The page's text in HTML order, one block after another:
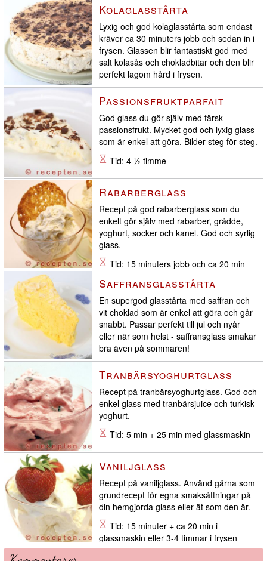
Kolaglasstårta
Lyxig och god kolaglasstårta som endast
kräver ca 30 minuters jobb och sedan in i
frysen. Glassen blir fantastiskt god med
salt kolasås och chokladbitar och den blir
perfekt lagom hård i frysen.
frysen
Passionsfruktparfait
God glass du gör själv med färsk
passionsfrukt. Mycket god och lyxig glass
som är enkel att göra. Bilder steg för steg.
Tid: 4 ½ timme
Rabarberglass
Recept på god rabarberglass som du
enkelt gör själv med rabarber, grädde,
yoghurt, socker och kanel. God och syrlig
glass.
Tid: 15 minuters jobb och ca 20 min
Saffransglasstårta
En supergod glasstårta med saffran och
vit choklad som är enkel att göra och går
snabbt. Passar perfekt till jul och nyår
eller när som helst - saffransglass smakar
bra även på sommaren!
frysen
Tranbärsyoghurtglass
Recept på tranbärsyoghurtglass. God och
enkel glass med tranbärsjuice och turkisk
yoghurt.
Tid: 5 min + 25 min med glassmaskin
Vaniljglass
Recept på vaniljglass. Använd gärna som
grundrecept för egna smaksättningar på
din hemgjorda glass eller ät som den är.
Tid: 15 minuter + ca 20 min i
glassmaskin eller 3-4 timmar i frysen